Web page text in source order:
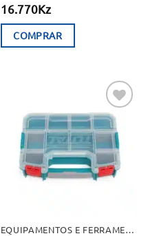
16.770Kz
COMPRAR
Adicionar
aos meus
desejos
EQUIPAMENTOS E FERRAMENTAS